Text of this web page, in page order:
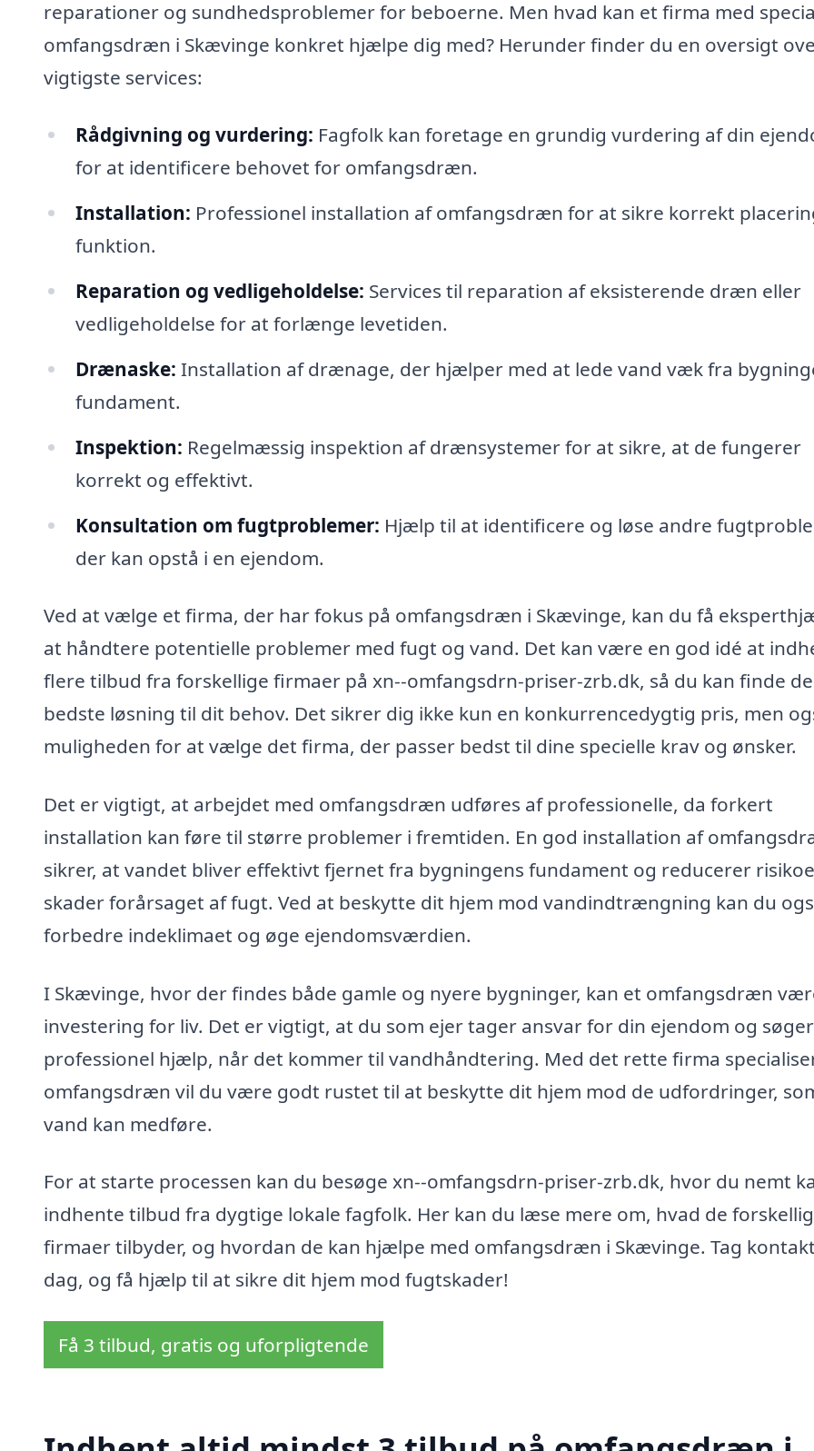
reparationer og sundhedsproblemer for beboerne. Men hvad kan et firma med
omfangsdræn i Skævinge konkret hjælpe dig med? Herunder finder du en oversigt
vigtigste services:
Rådgivning og vurdering: Fagfolk kan foretage en grundig vurdering af din
for at identificere behovet for omfangsdræn.
Installation: Professionel installation af omfangsdræn for at sikre korrekt
funktion.
Reparation og vedligeholdelse: Services til reparation af eksisterende dræn eller
vedligeholdelse for at forlænge levetiden.
Drænaske: Installation af drænage, der hjælper med at lede vand væk fra
fundament.
Inspektion: Regelmæssig inspektion af drænsystemer for at sikre, at de fungerer
korrekt og effektivt.
Konsultation om fugtproblemer: Hjælp til at identificere og løse andre
der kan opstå i en ejendom.
Ved at vælge et firma, der har fokus på omfangsdræn i Skævinge, kan du få
at håndtere potentielle problemer med fugt og vand. Det kan være en god idé at
flere tilbud fra forskellige firmaer på xn--omfangsdrn-priser-zrb.dk, så du kan finde
bedste løsning til dit behov. Det sikrer dig ikke kun en konkurrencedygtig pris, men
muligheden for at vælge det firma, der passer bedst til dine specielle krav og ønsker.
Det er vigtigt, at arbejdet med omfangsdræn udføres af professionelle, da forkert
installation kan føre til større problemer i fremtiden. En god installation af
sikrer, at vandet bliver effektivt fjernet fra bygningens fundament og reducerer
skader forårsaget af fugt. Ved at beskytte dit hjem mod vandindtrængning kan du
forbedre indeklimaet og øge ejendomsværdien.
I Skævinge, hvor der findes både gamle og nyere bygninger, kan et omfangsdræn
investering for liv. Det er vigtigt, at du som ejer tager ansvar for din ejendom og søger
professionel hjælp, når det kommer til vandhåndtering. Med det rette firma
omfangsdræn vil du være godt rustet til at beskytte dit hjem mod de udfordringer,
vand kan medføre.
For at starte processen kan du besøge xn--omfangsdrn-priser-zrb.dk, hvor du nemt
indhente tilbud fra dygtige lokale fagfolk. Her kan du læse mere om, hvad de
firmaer tilbyder, og hvordan de kan hjælpe med omfangsdræn i Skævinge. Tag
dag, og få hjælp til at sikre dit hjem mod fugtskader!
Få 3 tilbud, gratis og uforpligtende